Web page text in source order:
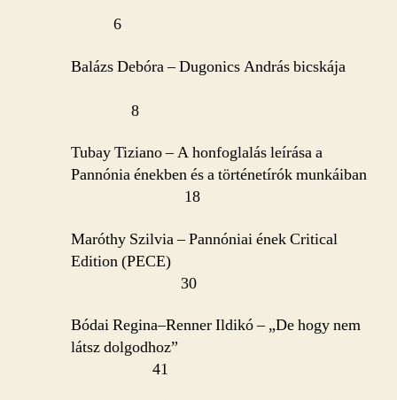
6
Balázs Debóra – Dugonics András bicskája
8
Tubay Tiziano – A honfoglalás leírása a
Pannónia énekben és a történetírók munkáiban
18
Maróthy Szilvia – Pannóniai ének Critical
Edition (PECE)
30
Bódai Regina–Renner Ildikó – „De hogy nem
látsz dolgodhoz”
41